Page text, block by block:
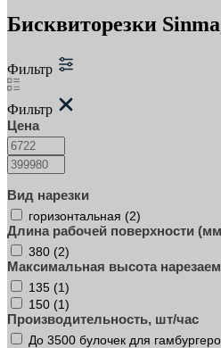
Бисквиторезки
Фильтр
Фильтр
Цена
Вид нарезки
горизонтальная (2)
Длина рабочей поверхности
380 (2)
Максимальная высота
135 (1)
150 (1)
Производительность, шт/час
До 3500 булочек для